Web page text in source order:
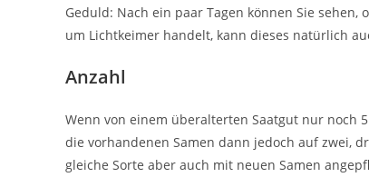
Geduld: Nach ein paar Tagen können Sie
um Lichtkeimer handelt, kann dieses natürlich
Anzahl
Wenn von einem überalterten Saatgut nur noch
die vorhandenen Samen dann jedoch auf zwei,
gleiche Sorte aber auch mit neuen Samen